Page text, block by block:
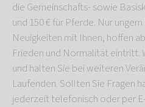
die Gemeinschafts- sowie
und 150 € für Pferde. Nur
Neuigkeiten mit Ihnen, hoffen
Frieden und Normalität eintritt.
und halten Sie bei weiteren
Laufenden. Sollten Sie Fragen
jederzeit telefonisch oder per